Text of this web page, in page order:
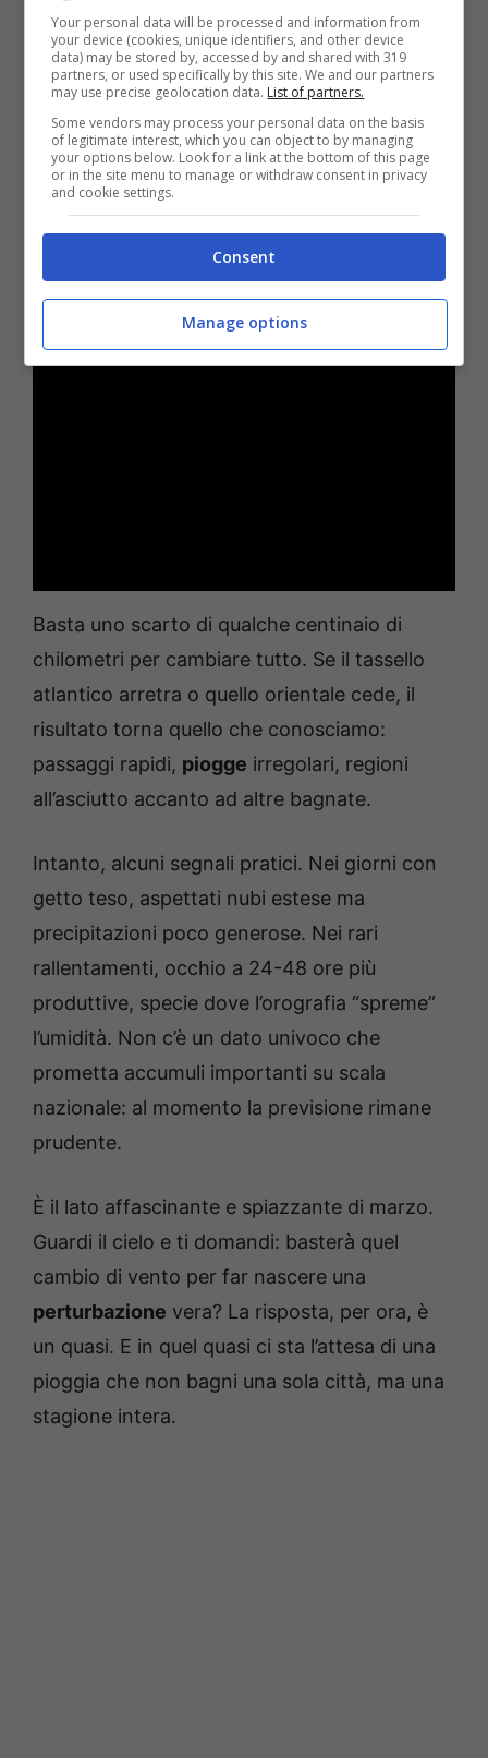
Un deciso rallentamento dellacorrente a
getto. Solo così lesaccaturepossono
approfondirsi e fermarsi sul Mediterraneo.
Una doppiaalta pressioneai lati: robusta a
ovest dell’Europa, stabile a est. Questo
“corridoio” costringe il maltempo a
concentrarsi sull’Italia e non a scappare verso
nord o verso Levante.
Basta uno scarto di qualche centinaio di
chilometri per cambiare tutto. Se il tassello
atlantico arretra o quello orientale cede, il
risultato torna quello che conosciamo:
passaggi rapidi, piogge irregolari, regioni
all’asciutto accanto ad altre bagnate.
Intanto, alcuni segnali pratici. Nei giorni con
getto teso, aspettati nubi estese ma
precipitazioni poco generose. Nei rari
rallentamenti, occhio a 24-48 ore più
produttive, specie dove l’orografia “spreme”
l’umidità. Non c’è un dato univoco che
prometta accumuli importanti su scala
nazionale: al momento la previsione rimane
prudente.
È il lato affascinante e spiazzante di marzo.
Guardi il cielo e ti domandi: basterà quel
cambio di vento per far nascere una
perturbazione vera? La risposta, per ora, è
un quasi. E in quel quasi ci sta l’attesa di una
pioggia che non bagni una sola città, ma una
stagione intera.
Your personal data will be processed and information from
your device (cookies, unique identifiers, and other device
data) may be stored by, accessed by and shared with 319
partners, or used specifically by this site. We and our partners
may use precise geolocation data. List of partners.
Some vendors may process your personal data on the basis
of legitimate interest, which you can object to by managing
your options below. Look for a link at the bottom of this page
or in the site menu to manage or withdraw consent in privacy
and cookie settings.
Consent
Manage options